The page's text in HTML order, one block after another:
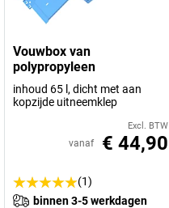
Vouwbox van
polypropyleen
inhoud 65 l, dicht met aan
kopzijde uitneemklep
Excl. BTW
vanaf € 44,90
(1)
binnen 3-5 werkdagen